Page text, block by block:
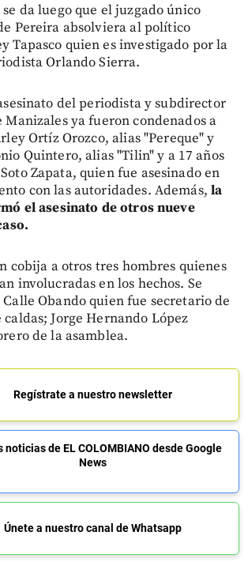
da luego que el juzgado único
Pereira absolviera al político
Tapasco quien es investigado por la
Orlando Sierra.
del periodista y subdirector
Manizales ya fueron condenados a
Ortíz Orozco, alias "Pereque" y
Quintero, alias "Tilin" y a 17 años
Zapata, quien fue asesinado en
con las autoridades. Además,la
el asesinato de otros nueve
cobija a otros tres hombres quienes
involucradas en los hechos. Se
Obando quien fue secretario de
Jorge Hernando López
de la asamblea.
Regístrate a nuestro newsletter
noticias de EL COLOMBIANO desde Google
News
Únete a nuestro canal de Whatsapp